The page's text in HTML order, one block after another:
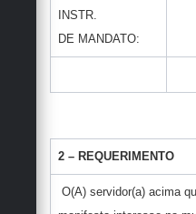
INSTR.
DE MANDATO:
2 – REQUERIMENTO
O(A) servidor(a) acima